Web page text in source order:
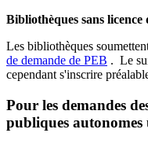
Bibliothèques sans
Les bibliothèques
de demande de PEB . Le
cependant s'inscrire
Pour les demandes
publiques